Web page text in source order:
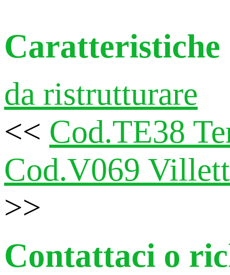
Caratteristiche
da ristrutturare
<< Cod.TE38
Cod.V069
>>
Contattaci o